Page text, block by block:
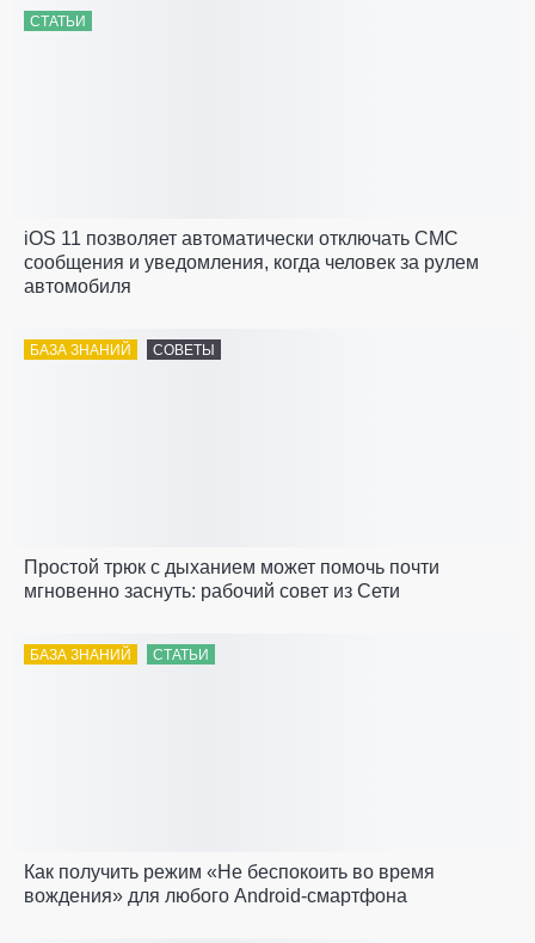
СТАТЬИ
iOS 11 позволяет автоматически отключать СМС
сообщения и уведомления, когда человек за рулем
автомобиля
БАЗА ЗНАНИЙ СОВЕТЫ
Простой трюк с дыханием может помочь почти
мгновенно заснуть: рабочий совет из Сети
БАЗА ЗНАНИЙ СТАТЬИ
Как получить режим «Не беспокоить во время
вождения» для любого Android-смартфона